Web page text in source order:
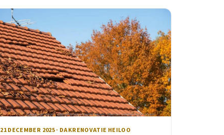
21 DECEMBER 2025 · DAKRENOVATIE HEILOO